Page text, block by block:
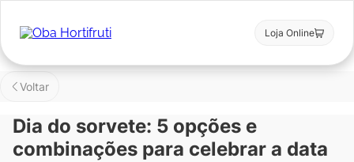
Loja Online
Voltar
Dia do sorvete: 5 opções e
combinações para celebrar a data